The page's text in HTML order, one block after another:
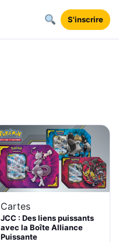
S'inscrire
Cartes
JCC : Des liens puissants
avec la Boîte Alliance
Puissante